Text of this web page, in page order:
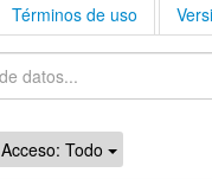
Términos de uso
Acceso: Todo